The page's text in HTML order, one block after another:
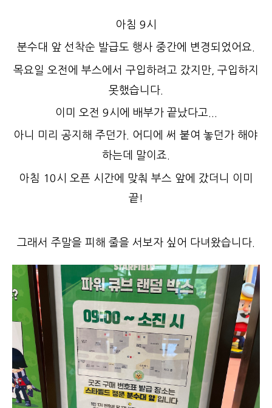
아침 9시
분수대 앞 선착순 발급도 행사 중간에 변경되었어요.
목요일 오전에 부스에서 구입하려고 갔지만, 구입하지
못했습니다.
이미 오전 9시에 배부가 끝났다고...
아니 미리 공지해 주던가. 어디에 써 붙여 놓던가 해야
하는데 말이죠.
아침 10시 오픈 시간에 맞춰 부스 앞에 갔더니 이미
끝!
그래서 주말을 피해 줄을 서보자 싶어 다녀왔습니다.